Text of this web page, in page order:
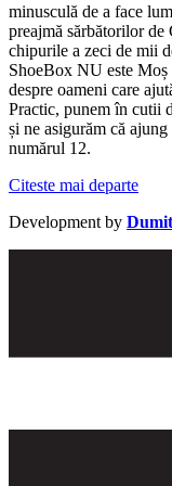
minusculă de a face
preajmă sărbătorilor de
chipurile a zeci de mii
ShoeBox NU este
despre oameni care
Practic, punem în cutii
și ne asigurăm că
numărul 12.
Citeste mai departe
Development by